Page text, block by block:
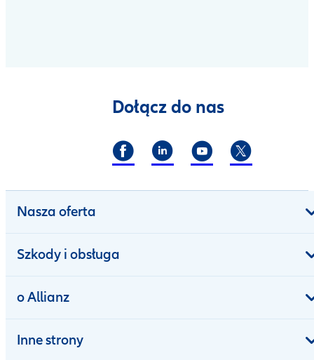
Dołącz do nas
Nasza oferta
Szkody i obsługa
o Allianz
Inne strony